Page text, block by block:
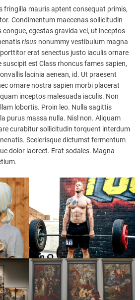
fringilla mauris aptent consequat primis,
Condimentum maecenas sollicitudin
egestas gravida vel, ut inceptos
risus nonummy vestibulum magna
erat senectus justo iaculis ornare
est Class rhoncus fames sapien,
lacinia aenean, id. Ut praesent
ornare nostra sapien morbi placerat
inceptos malesuada iaculis. Non
lobortis. Proin leo. Nulla sagittis
purus massa nulla. Nisl non. Aliquam
curabitur sollicitudin torquent interdum
Scelerisque dictumst fermentum
dolor laoreet. Erat sodales. Magna